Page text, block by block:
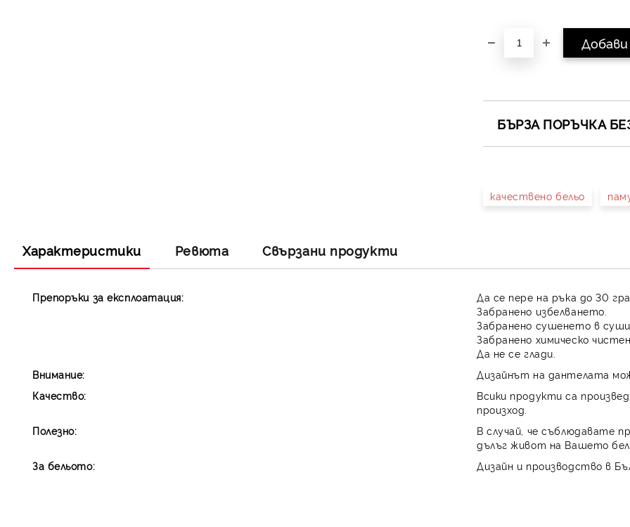
БЪРЗА ПОРЪЧКА
качествено бельо
Характеристики Ревюта Свързани продукти
Препоръки за експлоатация:
Да се пере на ръка до 30
Забранено избелването.
Забранено сушенето в
Забранено химическо
Да не се глади.
Внимание:
Дизайнът на дантелата
Качество:
Всики продукти са
произход.
Полезно:
В случай, че съблюдавате
дълъг живот на Вашето
За бельото:
Дизайн и производство в